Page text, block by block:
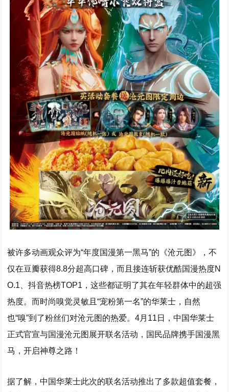
被许多动画观众评为“年度国漫第一黑马”的《沧元图》，不
仅在豆瓣获得8.8分超高口碑，而且接连斩获优酷国漫热度N
O.1、抖音热榜TOP1，这些都证明了其在年轻群体中的超强
热度。而时尚嗅觉灵敏且“宠粉第一名”的华莱士，自然
也“嗅”到了粉丝们对沧元图的热爱。4月11日，中国华莱士
正式官宣与国漫沧元图展开联名活动，国民品牌携手国漫黑
马，开启神尊之路！
据了解，中国华莱士此次的联名活动推出了多款超值套餐，